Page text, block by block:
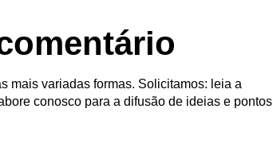
mais variadas formas. Solicitamos: leia a
conosco para a difusão de ideias e pontos